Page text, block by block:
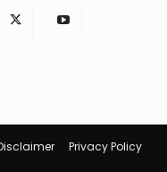
Privacy Policy